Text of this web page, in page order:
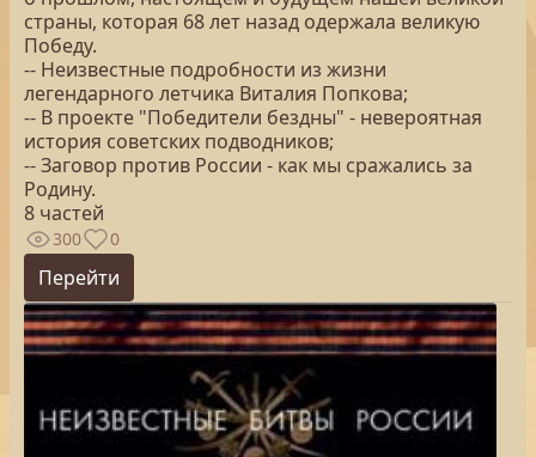
страны, которая 68 лет назад одержала великую
Победу.
-- Неизвестные подробности из жизни
легендарного летчика Виталия Попкова;
-- В проекте "Победители бездны" - невероятная
история советских подводников;
-- Заговор против России - как мы сражались за
Родину.
8 частей
300 0
Перейти